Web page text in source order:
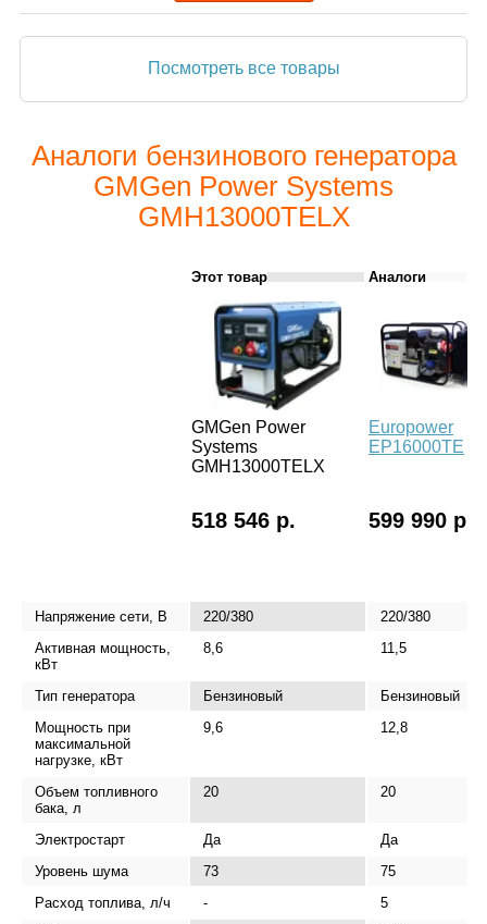
Посмотреть все товары
Аналоги бензинового генератора
GMGen Power Systems
GMH13000TELX
Этот товар Аналоги
GMGen Power
Systems
GMH13000TELX
Europower
ЕР16000ТЕ
518 546 р. 599 990 р.
Напряжение сети, В 220/380
220/380
Активная мощность,
кВт
8,6 11,5
Тип генератора Бензиновый
Бензиновый
Мощность при
максимальной
нагрузке, кВт
9,6 12,8
Объем топливного
бака, л
20 20
Электростарт Да
Да
Уровень шума
73
75
Расход топлива, л/ч
-
5